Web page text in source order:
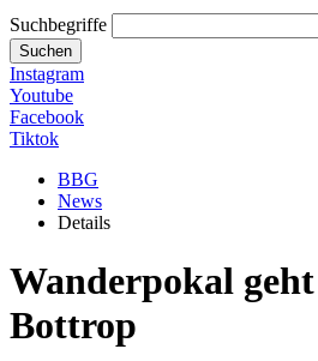
Suchbegriffe
Suchen
Instagram
Youtube
Facebook
Tiktok
BBG
News
Details
Wanderpokal
Bottrop